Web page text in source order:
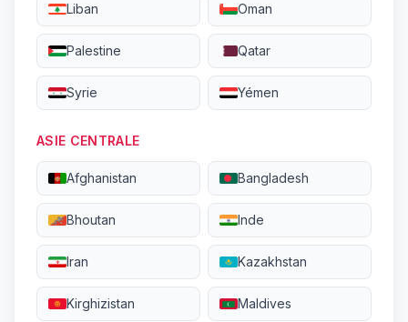
Liban Oman
Palestine Qatar
Syrie Yémen
ASIE CENTRALE
Afghanistan Bangladesh
Bhoutan Inde
Iran Kazakhstan
Kirghizistan Maldives